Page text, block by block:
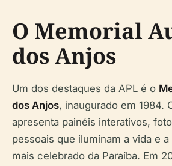
O Memorial
dos Anjos
Um dos destaques da APL é o
dos Anjos, inaugurado em 1984.
apresenta painéis interativos,
pessoais que iluminam a vida e
mais celebrado da Paraíba. Em